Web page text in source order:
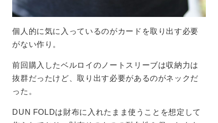
個人的に気に入っているのがカードを取り出す必要
がない作り。
前回購入したベルロイのノートスリーブは収納力は
抜群だったけど、取り出す必要があるのがネックだ
った。
DUN FOLDは財布に入れたまま使うことを想定して